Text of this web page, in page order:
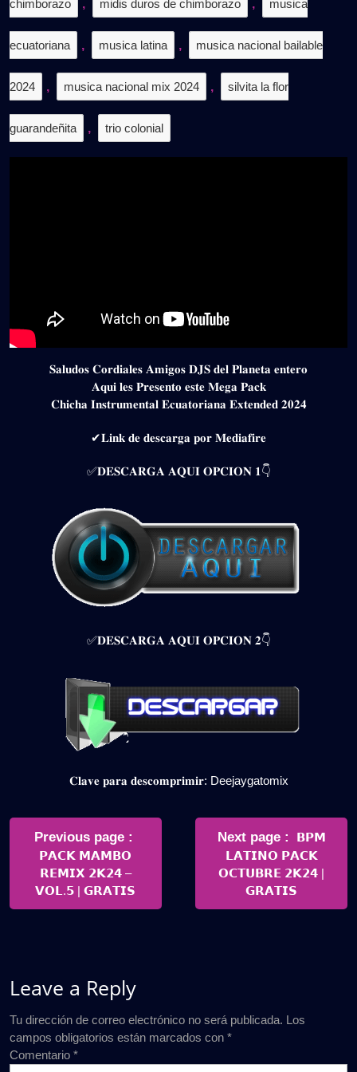
chimborazo , midis duros de chimborazo , musica
ecuatoriana , musica latina , musica nacional bailable
2024 , musica nacional mix 2024 , silvita la flor
guarandeñita , trio colonial
𝐒𝐚𝐥𝐮𝐝𝐨𝐬 𝐂𝐨𝐫𝐝𝐢𝐚𝐥𝐞𝐬 𝐀𝐦𝐢𝐠𝐨𝐬 𝐃𝐉𝐒 𝐝𝐞𝐥 𝐏𝐥𝐚𝐧𝐞𝐭𝐚 𝐞𝐧𝐭𝐞𝐫𝐨
𝐀𝐪𝐮𝐢 𝐥𝐞𝐬 𝐏𝐫𝐞𝐬𝐞𝐧𝐭𝐨 𝐞𝐬𝐭𝐞 𝐌𝐞𝐠𝐚 𝐏𝐚𝐜𝐤
𝐂𝐡𝐢𝐜𝐡𝐚 𝐈𝐧𝐬𝐭𝐫𝐮𝐦𝐞𝐧𝐭𝐚𝐥 𝐄𝐜𝐮𝐚𝐭𝐨𝐫𝐢𝐚𝐧𝐚 𝐄𝐱𝐭𝐞𝐧𝐝𝐞𝐝 𝟐𝟎𝟐𝟒
✔𝐋𝐢𝐧𝐤 𝐝𝐞 𝐝𝐞𝐬𝐜𝐚𝐫𝐠𝐚 𝐩𝐨𝐫 𝐌𝐞𝐝𝐢𝐚𝐟𝐢𝐫𝐞
✅𝐃𝐄𝐒𝐂𝐀𝐑𝐆𝐀 𝐀𝐐𝐔𝐈 𝐎𝐏𝐂𝐈𝐎𝐍 𝟏👇
✅𝐃𝐄𝐒𝐂𝐀𝐑𝐆𝐀 𝐀𝐐𝐔𝐈 𝐎𝐏𝐂𝐈𝐎𝐍 𝟐👇
𝐂𝐥𝐚𝐯𝐞 𝐩𝐚𝐫𝐚 𝐝𝐞𝐬𝐜𝐨𝐦𝐩𝐫𝐢𝐦𝐢𝐫: Deejaygatomix
Navegación
entradas
Previous page
𝗣𝗔𝗖𝗞 𝗠𝗔𝗠𝗕𝗢
𝗥𝗘𝗠𝗜𝗫 𝟮𝗞𝟮𝟰 –
𝗩𝗢𝗟.𝟱 | 𝗚𝗥𝗔𝗧𝗜𝗦
Next page
Newer
Posts
𝗕𝗣𝗠
𝗟𝗔𝗧𝗜𝗡𝗢 𝗣𝗔𝗖𝗞
𝗢𝗖𝗧𝗨𝗕𝗥𝗘 𝟮𝗞𝟮𝟰 |
𝗚𝗥𝗔𝗧𝗜𝗦
Leave a Reply
Tu dirección de correo electrónico no será publicada. Los
campos obligatorios están marcados con *
Comentario *